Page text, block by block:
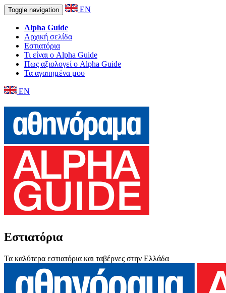
Toggle navigation EN
Alpha Guide
Αρχική σελίδα
Εστιατόρια
Τι είναι ο Alpha Guide
Πως αξιολογεί ο Alpha Guide
Τα αγαπημένα μου
EN
Εστιατόρια
Τα καλύτερα εστιατόρια και ταβέρνες στην Ελλάδα